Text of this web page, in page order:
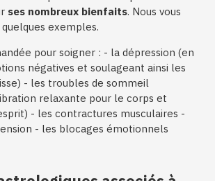
ses nombreux bienfaits. Nous vous
exemples.
pour soigner : - la dépression (en
négatives et soulageant ainsi les
- les troubles de sommeil
relaxante pour le corps et
- les contractures musculaires -
- les blocages émotionnels